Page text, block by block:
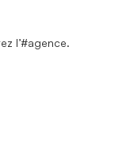
l’#agence.